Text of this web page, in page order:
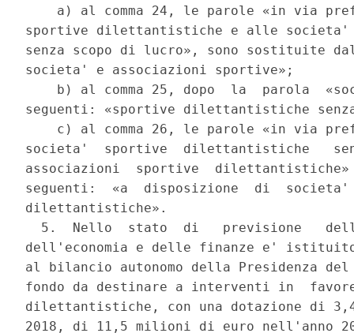
a) al comma 24, le parole «in via
sportive dilettantistiche e alle
senza scopo di lucro», sono sostituite
societa' e associazioni sportive»;
b) al comma 25, dopo  la  parola
seguenti: «sportive dilettantistiche
c) al comma 26, le parole «in via
societa'  sportive  dilettantistiche
associazioni  sportive
seguenti:  «a  disposizione  di
dilettantistiche».
5.  Nello  stato  di   previsione
dell'economia e delle finanze e'
al bilancio autonomo della Presidenza
fondo da destinare a interventi in
dilettantistiche, con una dotazione di
2018, di 11,5 milioni di euro nell'anno